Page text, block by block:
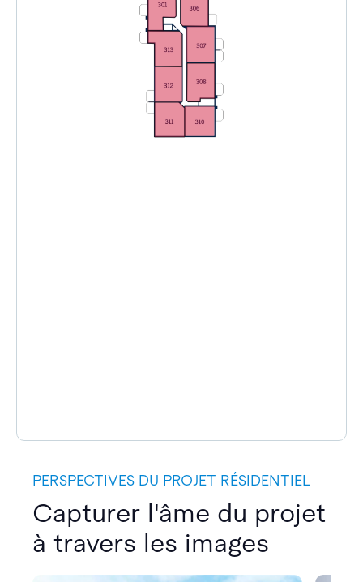
PERSPECTIVES DU PROJET RÉSIDENTIEL
Capturer l'âme du projet
à travers les images